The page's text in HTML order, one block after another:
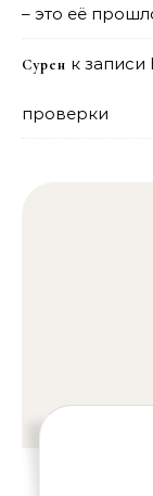
– это её
Сурен к записи
проверки